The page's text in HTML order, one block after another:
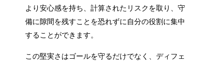
より安心感を持ち、計算されたリスクを取り、守
備に隙間を残すことを恐れずに自分の役割に集中
することができます。
この堅実さはゴールを守るだけでなく、ディフェ